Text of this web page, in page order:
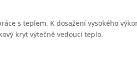
s teplem. K dosažení vysokého
kryt výtečně vedoucí teplo.